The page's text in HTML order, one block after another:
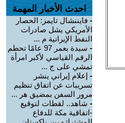
احدث الأخبار المهمة
- فايننشال تايمز: الحصار
الأمريكي يشل صادرات
النفط الإيرانية م ...
-
سيدة بعمر 97 عامًا تحطم
الرقم القياسي لأكبر امرأة
تمشي على ج ...
- إعلام إيراني ينشر
تسريبات عن اتفاق تنظيم
مرور السفن بمضيق هر ...
- شاهد.. لقطات لتوقيع
-اتفاقية مكة للدفاع